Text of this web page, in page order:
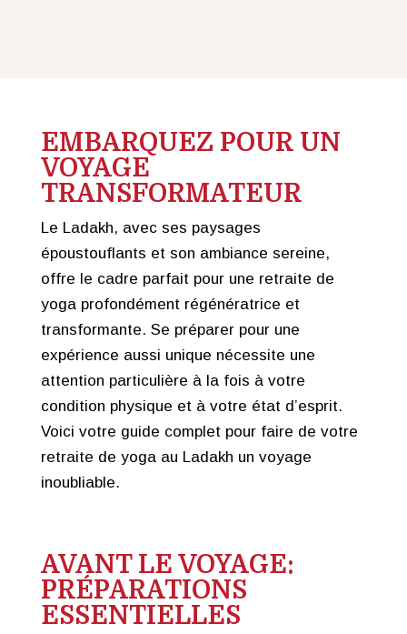
EMBARQUEZ POUR UN
VOYAGE
TRANSFORMATEUR
Le Ladakh, avec ses paysages
époustouflants et son ambiance sereine,
offre le cadre parfait pour une retraite de
yoga profondément régénératrice et
transformante. Se préparer pour une
expérience aussi unique nécessite une
attention particulière à la fois à votre
condition physique et à votre état d’esprit.
Voici votre guide complet pour faire de votre
retraite de yoga au Ladakh un voyage
inoubliable.
AVANT LE VOYAGE:
PRÉPARATIONS
ESSENTIELLES